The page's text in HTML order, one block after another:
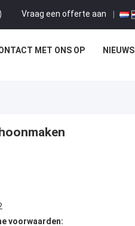
Vraag een offerte aan |
MET ONS OP NIEUWS
voorwaarden: